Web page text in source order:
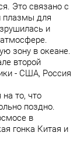
Это связано с
плазмы для
и
зону в океане.
второй
- США, Россия
то, что
поздно.
в
гонка Китая и